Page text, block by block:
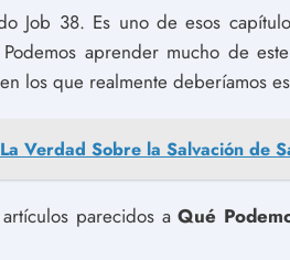
Job 38. Es uno de esos
aprender mucho de
los que realmente deberíamos
La Verdad Sobre la Salvación de
parecidos aQué